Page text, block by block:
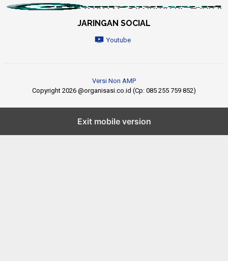
JARINGAN SOCIAL
Youtube
Versi Non AMP
Copyright 2026 @organisasi.co.id (Cp: 085 255 759 852)
Exit mobile version